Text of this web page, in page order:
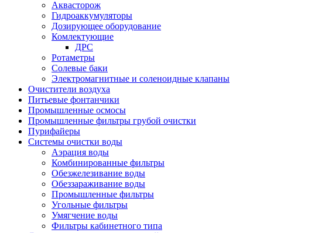
Аквасторож
Гидроаккумуляторы
Дозирующее оборудование
Комлектующие
ДРС
Ротаметры
Солевые баки
Электромагнитные и соленоидные клапаны
Очистители воздуха
Питьевые фонтанчики
Промышленные осмосы
Промышленные фильтры грубой очистки
Пурифайеры
Системы очистки воды
Аэрация воды
Комбинированные фильтры
Обезжелезивание воды
Обеззараживание воды
Промышленные фильтры
Угольные фильтры
Умягчение воды
Фильтры кабинетного типа